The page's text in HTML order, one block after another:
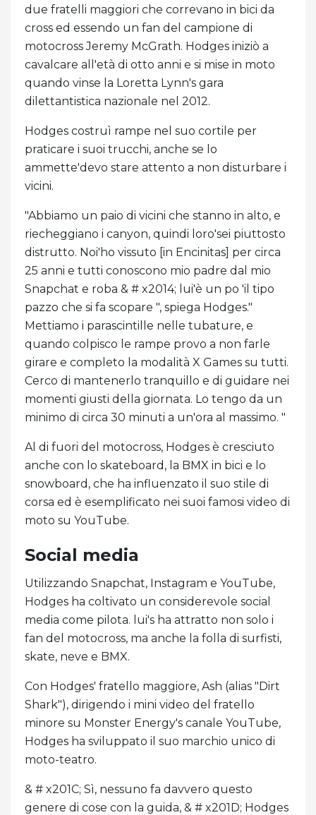
due fratelli maggiori che correvano in bici da
cross ed essendo un fan del campione di
motocross Jeremy McGrath. Hodges iniziò a
cavalcare all'età di otto anni e si mise in moto
quando vinse la Loretta Lynn's gara
dilettantistica nazionale nel 2012.
Hodges costruì rampe nel suo cortile per
praticare i suoi trucchi, anche se lo
ammette'devo stare attento a non disturbare i
vicini.
"Abbiamo un paio di vicini che stanno in alto, e
riecheggiano i canyon, quindi loro'sei piuttosto
distrutto. Noi'ho vissuto [in Encinitas] per circa
25 anni e tutti conoscono mio padre dal mio
Snapchat e roba & # x2014; lui'è un po 'il tipo
pazzo che si fa scopare ", spiega Hodges."
Mettiamo i parascintille nelle tubature, e
quando colpisco le rampe provo a non farle
girare e completo la modalità X Games su tutti.
Cerco di mantenerlo tranquillo e di guidare nei
momenti giusti della giornata. Lo tengo da un
minimo di circa 30 minuti a un'ora al massimo. "
Al di fuori del motocross, Hodges è cresciuto
anche con lo skateboard, la BMX in bici e lo
snowboard, che ha influenzato il suo stile di
corsa ed è esemplificato nei suoi famosi video di
moto su YouTube.
Social media
Utilizzando Snapchat, Instagram e YouTube,
Hodges ha coltivato un considerevole social
media come pilota. lui's ha attratto non solo i
fan del motocross, ma anche la folla di surfisti,
skate, neve e BMX.
Con Hodges' fratello maggiore, Ash (alias "Dirt
Shark"), dirigendo i mini video del fratello
minore su Monster Energy's canale YouTube,
Hodges ha sviluppato il suo marchio unico di
moto-teatro.
& # x201C; Sì, nessuno fa davvero questo
genere di cose con la guida, & # x201D; Hodges